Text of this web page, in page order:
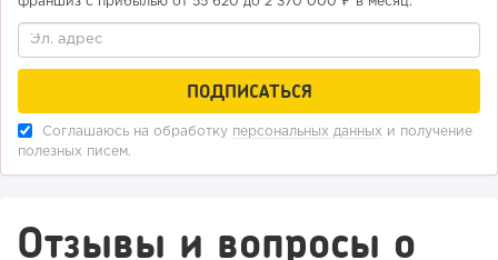
Соглашаюсь на обработку персональных данных и получение
полезных писем.
Отзывы и вопросы о